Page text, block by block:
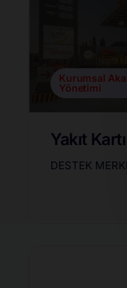
Kurumsal
Yönetimi
Yakıt
DESTEK